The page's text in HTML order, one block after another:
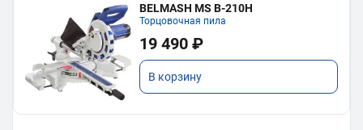
BELMASH MS B-210H
Торцовочная пила
19 490 ₽
В корзину